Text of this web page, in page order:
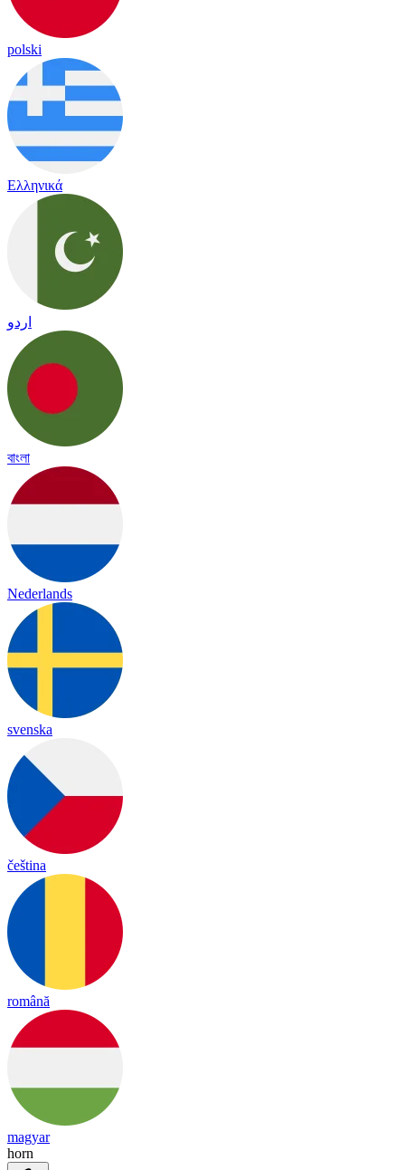
polski
Ελληνικά
اردو
বাংলা
Nederlands
svenska
čeština
română
magyar
horn